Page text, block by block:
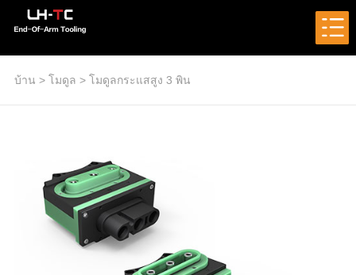
บ้าน > โมดูล > โมดูลกระแสสูง 3 พิน